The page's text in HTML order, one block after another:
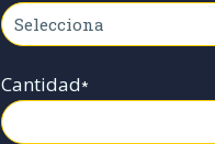
Cantidad*